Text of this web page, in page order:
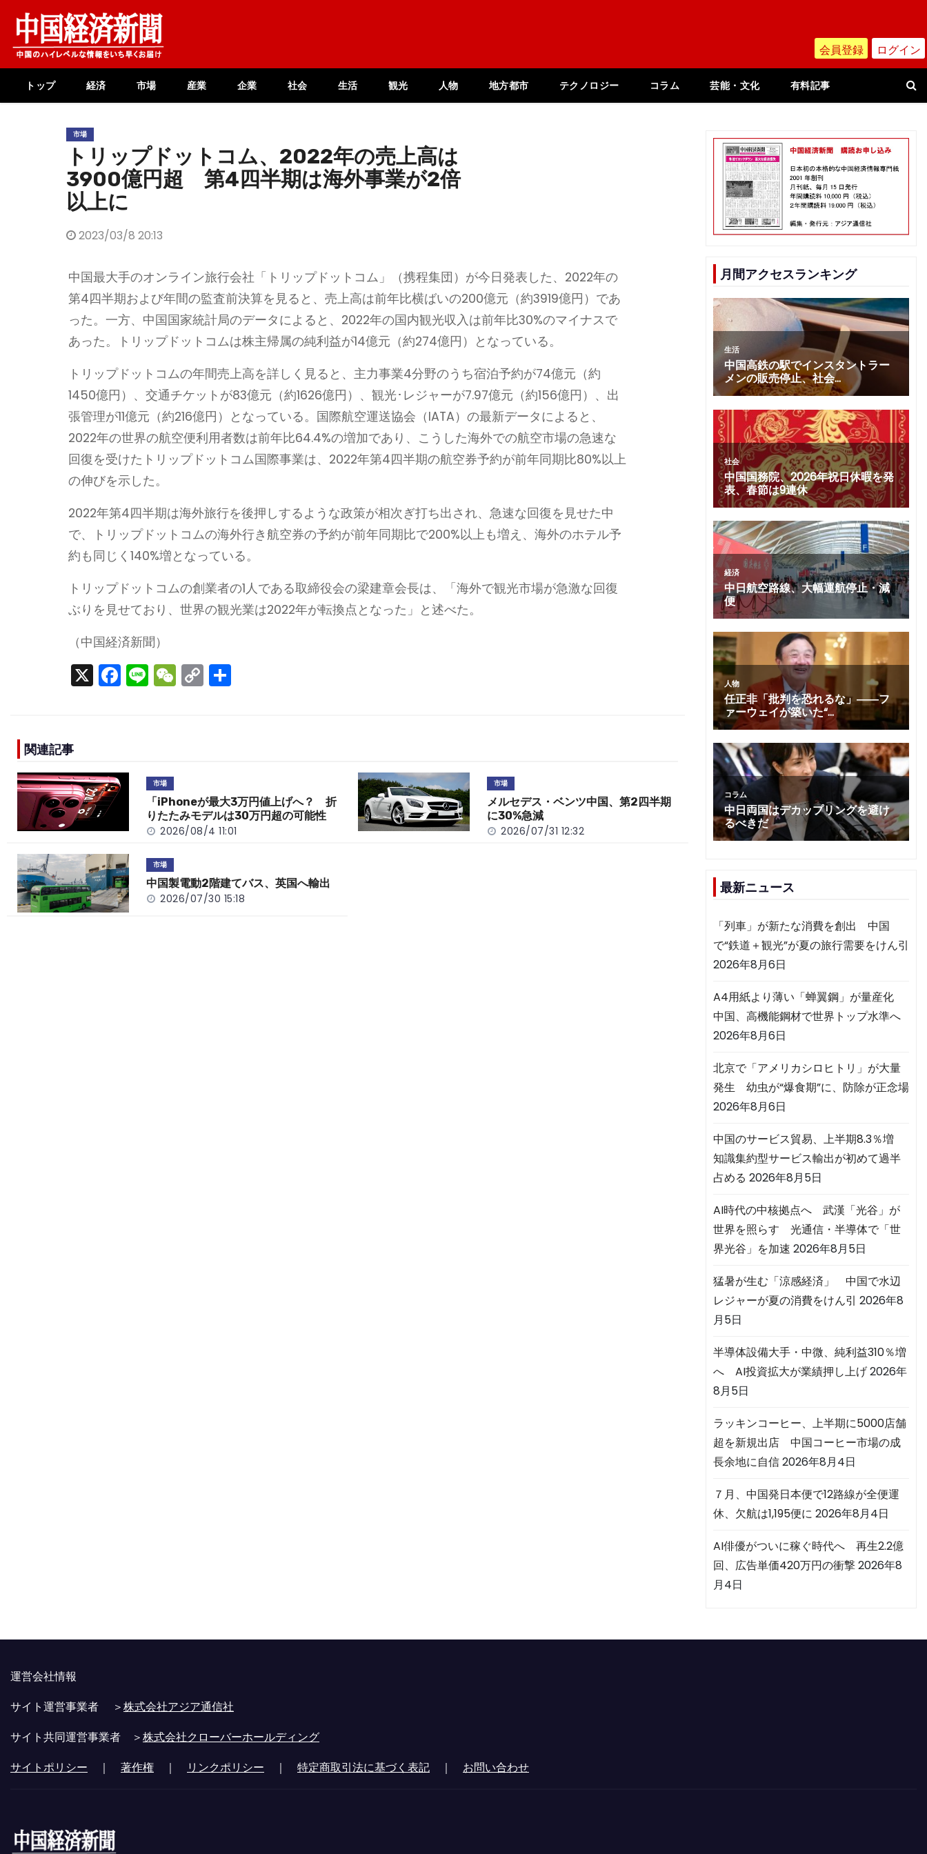
content
会員登録 ログイン
トップ 経済 市場 産業 企業 社会 生活 観光 人物 地方都市 テクノロジー コラム 芸能・文化 有料記事
市場
トリップドットコム、2022年の売上高は
3900億円超 第4四半期は海外事業が2倍
以上に
2023/03/8 20:13
中国最大手のオンライン旅行会社「トリップドットコム」（携程集団）が今日発表した、2022年の
第4四半期および年間の監査前決算を見ると、売上高は前年比横ばいの200億元（約3919億円）であ
った。一方、中国国家統計局のデータによると、2022年の国内観光収入は前年比30%のマイナスで
あった。トリップドットコムは株主帰属の純利益が14億元（約274億円）となっている。
トリップドットコムの年間売上高を詳しく見ると、主力事業4分野のうち宿泊予約が74億元（約
1450億円）、交通チケットが83億元（約1626億円）、観光･レジャーが7.97億元（約156億円）、出
張管理が11億元（約216億円）となっている。国際航空運送協会（IATA）の最新データによると、
2022年の世界の航空便利用者数は前年比64.4%の増加であり、こうした海外での航空市場の急速な
回復を受けたトリップドットコム国際事業は、2022年第4四半期の航空券予約が前年同期比80%以上
の伸びを示した。
2022年第4四半期は海外旅行を後押しするような政策が相次ぎ打ち出され、急速な回復を見せた中
で、トリップドットコムの海外行き航空券の予約が前年同期比で200%以上も増え、海外のホテル予
約も同じく140%増となっている。
トリップドットコムの創業者の1人である取締役会の梁建章会長は、「海外で観光市場が急激な回復
ぶりを見せており、世界の観光業は2022年が転換点となった」と述べた。
（中国経済新聞）
X F
a
k
Li
n
W
e
C
o
k
関連記事
市場
「iPhoneが最大3万円値上げへ？ 折
りたたみモデルは30万円超の可能性
2026/08/4 11:01
市場
メルセデス・ベンツ中国、第2四半期
に30%急減
2026/07/31 12:32
市場
中国製電動2階建てバス、英国へ輸出
2026/07/30 15:18
月間アクセスランキング
最新ニュース
「列車」が新たな消費を創出 中国
で“鉄道＋観光”が夏の旅行需要をけん引
2026年8月6日
A4用紙より薄い「蝉翼鋼」が量産化
中国、高機能鋼材で世界トップ水準へ
2026年8月6日
北京で「アメリカシロヒトリ」が大量
発生 幼虫が“爆食期”に、防除が正念場
2026年8月6日
中国のサービス貿易、上半期8.3％増
知識集約型サービス輸出が初めて過半
占める 2026年8月5日
AI時代の中核拠点へ 武漢「光谷」が
世界を照らす 光通信・半導体で「世
界光谷」を加速 2026年8月5日
猛暑が生む「涼感経済」 中国で水辺
レジャーが夏の消費をけん引 2026年8
月5日
半導体設備大手・中微、純利益310％増
へ AI投資拡大が業績押し上げ2026年
8月5日
ラッキンコーヒー、上半期に5000店舗
超を新規出店 中国コーヒー市場の成
長余地に自信2026年8月4日
７月、中国発日本便で12路線が全便運
休、欠航は1,195便に 2026年8月4日
AI俳優がついに稼ぐ時代へ 再生2.2億
回、広告単価420万円の衝撃2026年8
月4日
運営会社情報
サイト運営事業者 ＞株式会社アジア通信社
サイト共同運営事業者 ＞株式会社クローバーホールディング
サイトポリシー ｜ 著作権 ｜ リンクポリシー ｜ 特定商取引法に基づく表記 ｜ お問い合わせ